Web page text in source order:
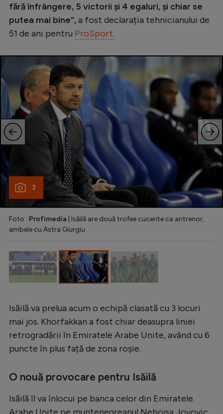
Intră în cont
Creează cont
fără înfrângere, 5 victorii și 4 egaluri, și chiar se
putea mai bine“,a fost declarația tehnicianului de
51 de ani pentru ProSport.
3
Foto : Profimedia | Isăilă are două trofee cucerite ca antrenor,
ambele cu Astra Giurgiu
Isăilă va prelua acum o echipă clasată cu 3 locuri
mai jos. Khorfakkan a fost chiar deasupra liniei
retrogradării în Emiratele Arabe Unite, având cu 6
puncte în plus față de zona roșie.
O nouă provocare pentru Isăilă
Isăilă îl va înlocui pe banca celor din Emiratele